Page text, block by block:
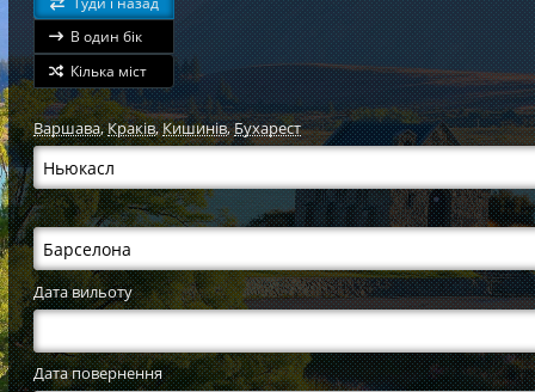
В один бік
Кілька міст
Варшава,Краків,Кишинів,Бухарест
Дата вильоту
Дата повернення